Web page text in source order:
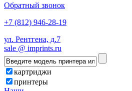
Обратный звонок
+7 (812) 946-28-19
ул. Рентгена, д.7
sale @ imprints.ru
картриджи
принтеры